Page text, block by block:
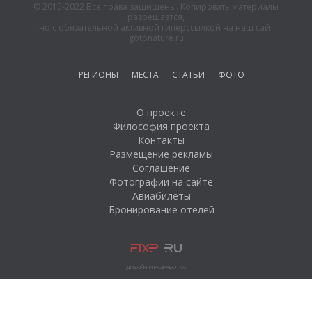
© 2015-2022 Все права защищены. Копировать материалы
разрешается,
но с обязательной активной гиперссылкой на наш сайт
gotonature.ru
РЕГИОНЫ МЕСТА СТАТЬИ ФОТО
О проекте
Философия проекта
Контакты
Размещение рекламы
Соглашение
Фотографии на сайте
Авиабилеты
Бронирование отелей
ДИЗАЙН И РАЗРАБОТКА